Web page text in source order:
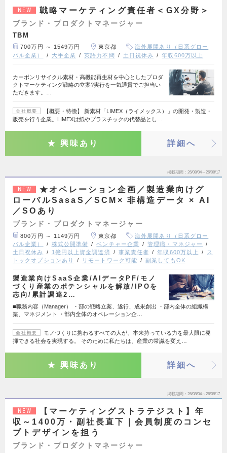
NEW 戦略マーケティング責任者＜GX分野＞
ブランド・プロダクトマネージャー
TBM
700万円 ～ 1549万円 東京都
海外展開あり（日系グロー
バル企業）
大手企業 英語力不問 土日祝休み 年収600万以上
カーボンリサイクル素材・高機能再生材を中心としたプロダ
クトマーケティング戦略の立案?実行を一気通貫でご担当い
ただきます。…
会社概要
【概要・特徴】 新素材「LIMEX（ライメックス）」の開発・製造・
販売を行う企業。LIMEXは紙やプラスチックの代替品とし…
興味あり 詳細へ
掲載期間 26/08/04～26/08/17
NEW
★オペレーション企画／製造業向けグ
ローバルSasaS／SCM× 非構造データ × AI
／SOあり
ブランド・プロダクトマネージャー
800万円 ～ 1149万円 東京都
海外展開あり（日系グロー
バル企業）
株式公開準備 ベンチャー企業
管理職・マネジャー
土日祝休み
1億円以上資金調達済 事業責任者 年収600万以上
ス
トックオプションあり
リモートワーク可能 副業してもOK
製造業向けSaaS企業/AIデータPF/モノ
づくり産業のポテンシャルを解放/IPOを
志向/累計調達2…
■職務内容（Manager） ・部の戦略立案、遂行、成果創出 ・部内全体の組織構
築、マネジメント ・部内全体のオペレーション企…
会社概要
モノづくりに携わるすべての人が、本来持っている力を最大限に発
揮できる社会を実現する。 そのために私たちは、産業の常識を変え…
興味あり 詳細へ
掲載期間 26/08/04～26/08/17
NEW
【マーケティングストラテジスト】年
収～1400万・副社長直下｜会員制度のコンセ
プトデザインを担う
ブランド・プロダクトマネージャー